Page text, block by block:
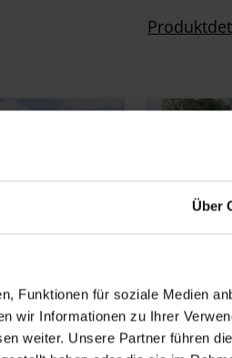
Über
Funktionen für soziale Medien
wir Informationen zu Ihrer
weiter. Unsere Partner führen
L60/L70